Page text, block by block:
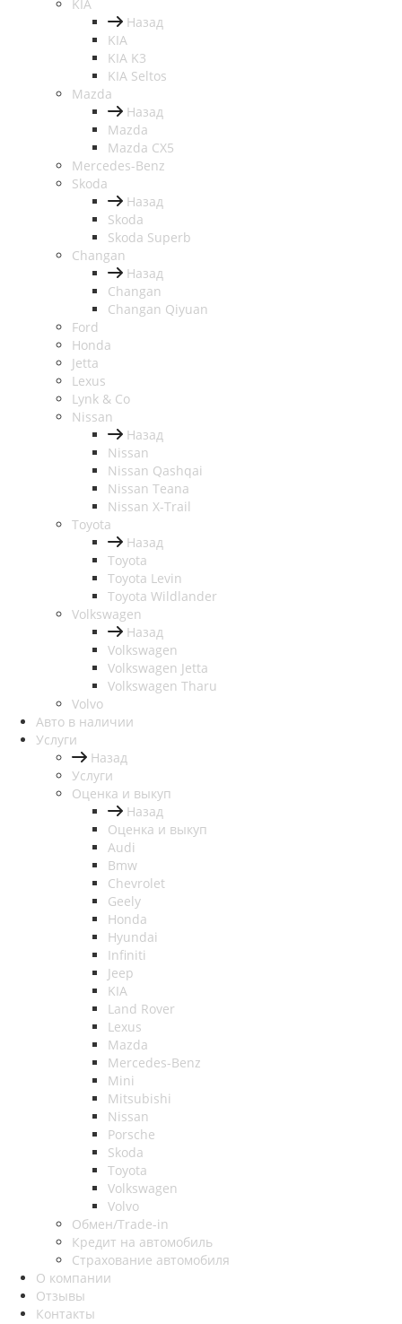
KIA
Назад
KIA
KIA K3
KIA Seltos
Mazda
Назад
Mazda
Mazda CX5
Mercedes-Benz
Skoda
Назад
Skoda
Skoda Superb
Changan
Назад
Changan
Changan Qiyuan
Ford
Honda
Jetta
Lexus
Lynk & Co
Nissan
Назад
Nissan
Nissan Qashqai
Nissan Teana
Nissan X-Trail
Toyota
Назад
Toyota
Toyota Levin
Toyota Wildlander
Volkswagen
Назад
Volkswagen
Volkswagen Jetta
Volkswagen Tharu
Volvo
Авто в наличии
Услуги
Назад
Услуги
Оценка и выкуп
Назад
Оценка и выкуп
Audi
Bmw
Chevrolet
Geely
Honda
Hyundai
Infiniti
Jeep
KIA
Land Rover
Lexus
Mazda
Mercedes-Benz
Mini
Mitsubishi
Nissan
Porsche
Skoda
Toyota
Volkswagen
Volvo
Обмен/Trade-in
Кредит на автомобиль
Страхование автомобиля
О компании
Отзывы
Контакты